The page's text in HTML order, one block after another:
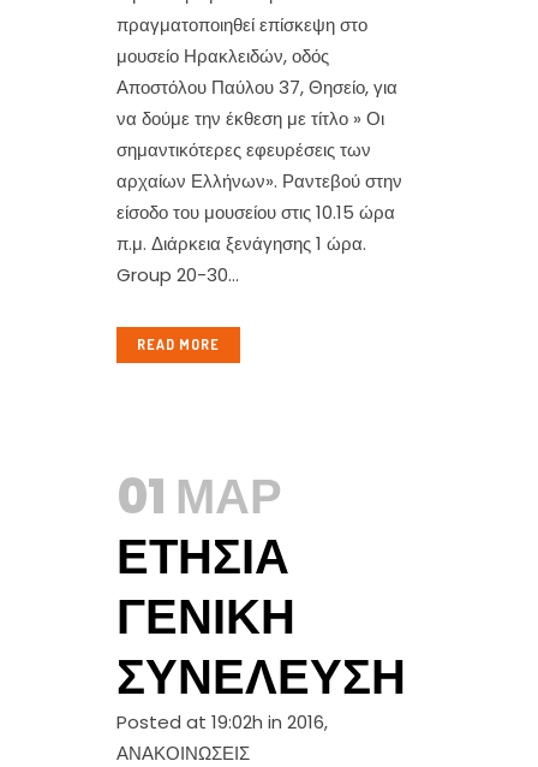
πραγματοποιηθεί επίσκεψη στο
μουσείο Ηρακλειδών, οδός
Αποστόλου Παύλου 37, Θησείο, για
να δούμε την έκθεση με τίτλο » Οι
σημαντικότερες εφευρέσεις των
αρχαίων Ελλήνων». Ραντεβού στην
είσοδο του μουσείου στις 10.15 ώρα
π.μ. Διάρκεια ξενάγησης 1 ώρα.
Group 20-30...
READ MORE
01 ΜΑΡ
ΕΤΉΣΙΑ
ΓΕΝΙΚΉ
ΣΥΝΈΛΕΥΣΗ
Posted at 19:02h in 2016,
ΑΝΑΚΟΙΝΩΣΕΙΣ